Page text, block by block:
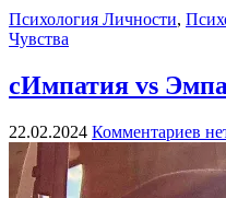
Психология Личности,
Чувства
сИмпатия vs
22.02.2024 Комментариев